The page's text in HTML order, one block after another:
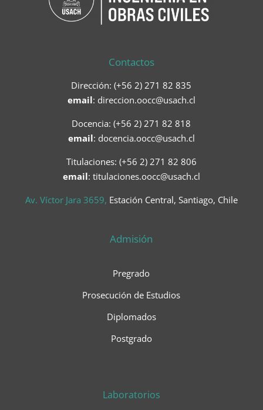
Contactos
Dirección: (+56 2) 271 82 835
email: direccion.oocc@usach.cl
Docencia: (+56 2) 271 82 818
email: docencia.oocc@usach.cl
Titulaciones: (+56 2) 271 82 806
email: titulaciones.oocc@usach.cl
Av. Víctor Jara 3659, Estación Central, Santiago, Chile
Admisión
Pregrado
Prosecución de Estudios
Diplomados
Postgrado
Laboratorios